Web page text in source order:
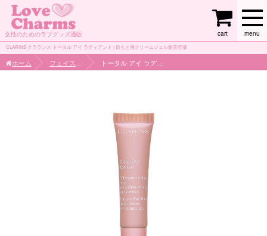
女性のためのラブグッズ通販 menu
cart
CLARINS クラランス トータル アイ ラディアント | 目もと用クリームジェル状美容液
ホーム